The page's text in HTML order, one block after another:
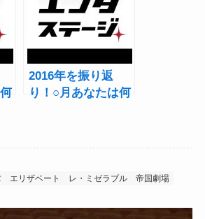
2016年を振り返
り！○月あなたは何
エリザベート レ・ミゼラブル 帝国劇場